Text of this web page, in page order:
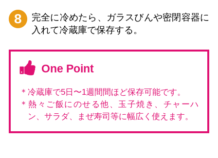
8
完全に冷めたら、ガラスびんや密閉容器に
入れて冷蔵庫で保存する。
One Point
＊冷蔵庫で5日〜1週間間ほど保存可能です。
＊熱々ご飯にのせる他、玉子焼き、チャーハ
ン、サラダ、まぜ寿司等に幅広く使えます。